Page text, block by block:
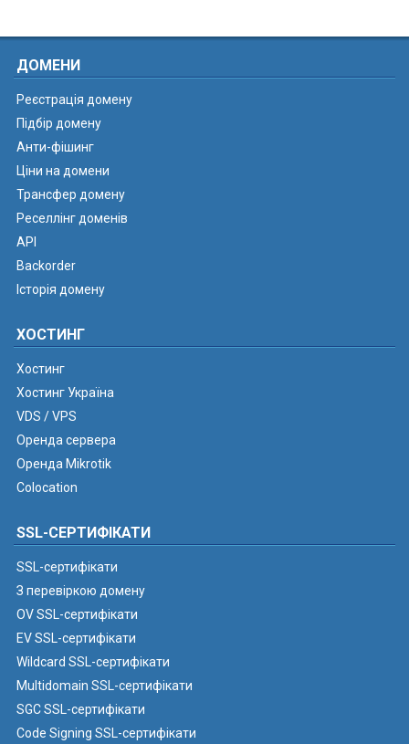
ДОМЕНИ
Реєстрація домену
Підбір домену
Анти-фішинг
Ціни на домени
Трансфер домену
Реселлінг доменів
API
Backorder
Історія домену
ХОСТИНГ
Хостинг
Хостинг Україна
VDS / VPS
Оренда сервера
Оренда Mikrotik
Colocation
SSL-СЕРТИФІКАТИ
SSL-сертифікати
З перевіркою домену
OV SSL-сертифікати
EV SSL-сертифікати
Wildcard SSL-сертифікати
Multidomain SSL-сертифікати
SGC SSL-сертифікати
Code Signing SSL-сертифікати